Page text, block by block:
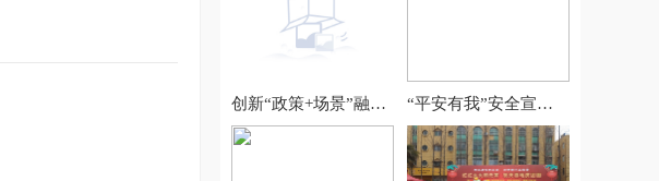
创新“政策+场景”融合
京东3C数码“国补中国
“平安有我”安全宣讲
走进京城出租车、网
约车和汽车租赁行业